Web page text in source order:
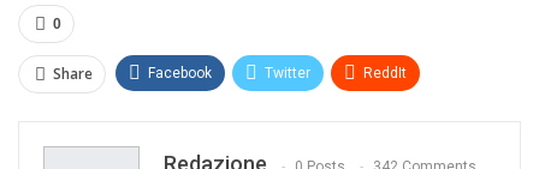
0
Share Facebook Twitter ReddIt